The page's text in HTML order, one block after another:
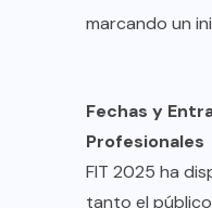
marcando un
Fechas y
Profesionales
FIT 2025 ha
tanto el